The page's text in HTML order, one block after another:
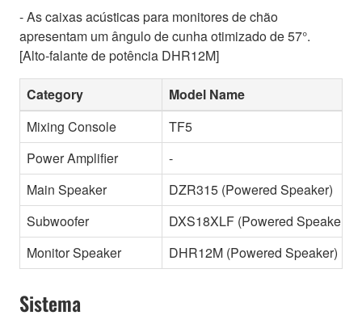
- As caixas acústicas para monitores de chão
apresentam um ângulo de cunha otimizado de 57°.
[Alto-falante de potência DHR12M]
Category
Model Name
Mixing Console
TF5
Power Amplifier
-
Main Speaker
DZR315 (Powered Speaker)
Subwoofer
DXS18XLF (Powered Speaker)
Monitor Speaker
DHR12M (Powered Speaker)
Sistema